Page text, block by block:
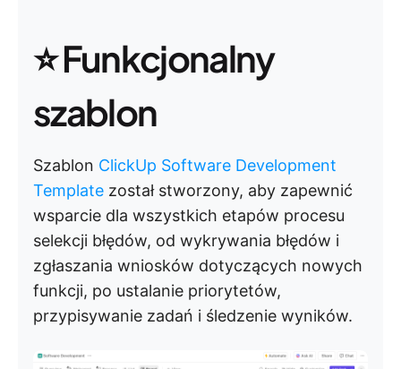
⭐️ Funkcjonalny
szablon
Szablon ClickUp Software Development
Template został stworzony, aby zapewnić
wsparcie dla wszystkich etapów procesu
selekcji błędów, od wykrywania błędów i
zgłaszania wniosków dotyczących nowych
funkcji, po ustalanie priorytetów,
przypisywanie zadań i śledzenie wyników.